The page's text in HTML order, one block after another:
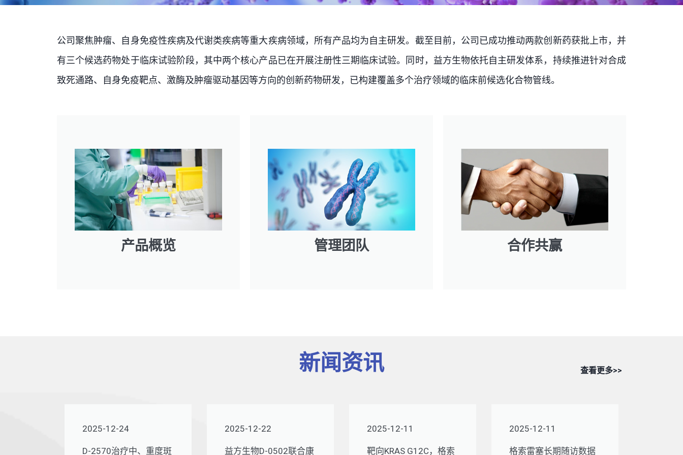
公司聚焦肿瘤、自身免疫性疾病及代谢类疾病等重大疾病领域，所有产品均为自主研发。截至目前，公司已成功推动两款创新药获批上市，并
有三个候选药物处于临床试验阶段，其中两个核心产品已在开展注册性三期临床试验。同时，益方生物依托自主研发体系，持续推进针对合成
致死通路、自身免疫靶点、激酶及肿瘤驱动基因等方向的创新药物研发，已构建覆盖多个治疗领域的临床前候选化合物管线。
产品概览 管理团队 合作共赢
新闻资讯 查看更多>>
2025-12-24
D-2570治疗中、重度斑
2025-12-22
益方生物D-0502联合康
2025-12-11
靶向KRAS G12C，格索
2025-12-11
格索雷塞长期随访数据